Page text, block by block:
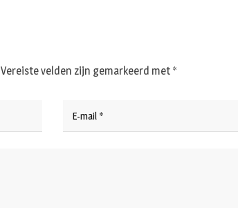
Vereiste velden zijn gemarkeerd met *